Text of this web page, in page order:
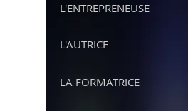
L'ENTREPRENEUSE
L'AUTRICE
LA FORMATRICE